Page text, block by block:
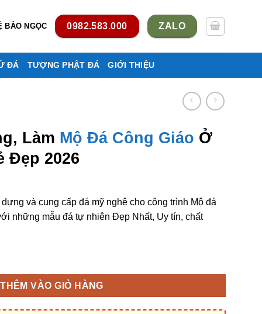
BẢO NGỌC 0982.583.000 ZALO
ĐÁ TƯỢNG PHẬT ĐÁ GIỚI THIỆU
Làm Mộ Đá Công Giáo Ở
Đẹp 2026
và cung cấp đá mỹ nghệ cho công trình Mộ đá
những mẫu đá tự nhiên Đẹp Nhất, Uy tín, chất
THÊM VÀO GIỎ HÀNG